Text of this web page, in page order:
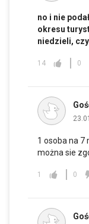
no i nie
okresu
niedzieli,
14 0
1 osoba na 7
można sie
1 0